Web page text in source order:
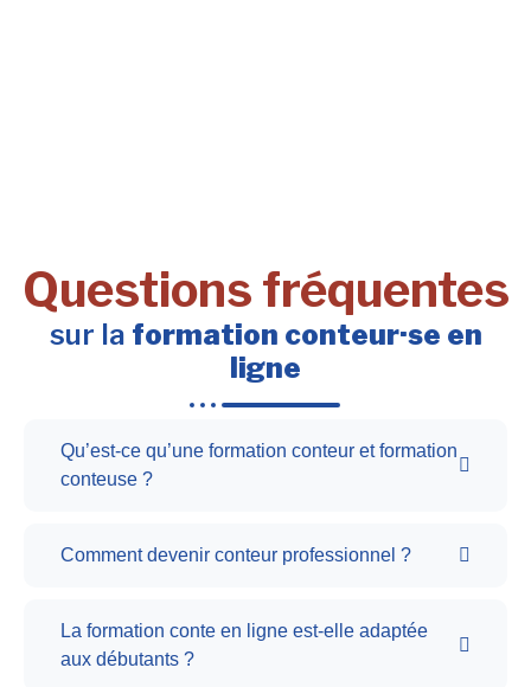
Questions fréquentes
sur la formation conteur·se en
ligne
Qu’est-ce qu’une formation conteur et formation
conteuse ?
Comment devenir conteur professionnel ?
La formation conte en ligne est-elle adaptée
aux débutants ?